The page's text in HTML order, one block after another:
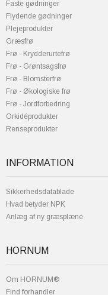
Faste gødninger
Flydende gødninger
Plejeprodukter
Græsfrø
Frø - Krydderurtefrø
Frø - Grøntsagsfrø
Frø - Blomsterfrø
Frø - Økologiske frø
Frø - Jordforbedring
Orkidéprodukter
Renseprodukter
INFORMATION
Sikkerhedsdatablade
Hvad betyder NPK
Anlæg af ny græsplæne
HORNUM
Om HORNUM®
Find forhandler